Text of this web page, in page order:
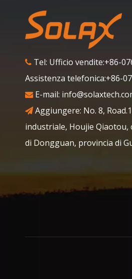
 Tel: Ufficio vendite:+86-
Assistenza telefonica:+86-
 E-mail:
 Aggiungere: No. 8,
industriale, Houjie Qiaotou,
di Dongguan, provincia di